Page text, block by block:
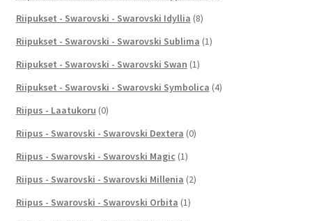
Riipukset - Swarovski - Swarovski Idyllia (8)
Riipukset - Swarovski - Swarovski Sublima (1)
Riipukset - Swarovski - Swarovski Swan (1)
Riipukset - Swarovski - Swarovski Symbolica (4)
Riipus - Laatukoru (0)
Riipus - Swarovski - Swarovski Dextera (0)
Riipus - Swarovski - Swarovski Magic (1)
Riipus - Swarovski - Swarovski Millenia (2)
Riipus - Swarovski - Swarovski Orbita (1)